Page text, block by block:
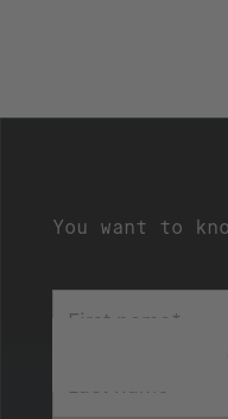
You want to